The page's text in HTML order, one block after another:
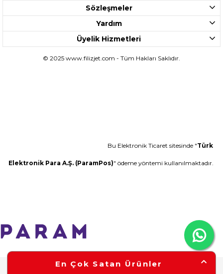
En Çok Satan Ürünler
Sözleşmeler
Yardım
Üyelik Hizmetleri
© 2025 www.filizjet.com - Tüm Hakları Saklıdır.
Bu Elektronik Ticaret sitesinde "Türk
Elektronik Para A.Ş. (ParamPos)" ödeme yöntemi kullanılmaktadır.